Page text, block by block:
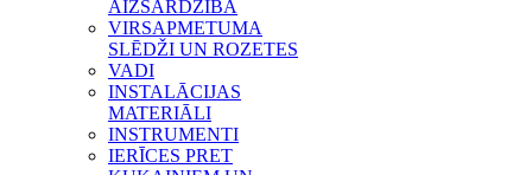
AIZSARDZĪBA
VIRSAPMETUMA
SLĒDŽI UN ROZETES
VADI
INSTALĀCIJAS
MATERIĀLI
INSTRUMENTI
IERĪCES PRET